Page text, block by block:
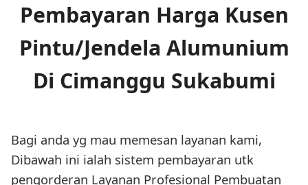
Pembayaran Harga Kusen
Pintu/Jendela Alumunium
Di Cimanggu Sukabumi
Bagi anda yg mau memesan layanan kami,
Dibawah ini ialah sistem pembayaran utk
pengorderan Layanan Profesional Pembuatan